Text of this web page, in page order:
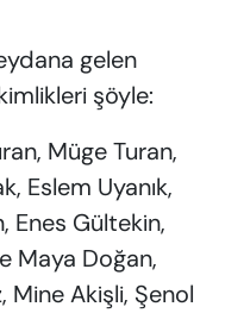
gelen
şöyle:
Müge Turan,
Eslem Uyanık,
Enes Gültekı̇n,
Maya Doğan,
Mine Akı̇şli, Şenol